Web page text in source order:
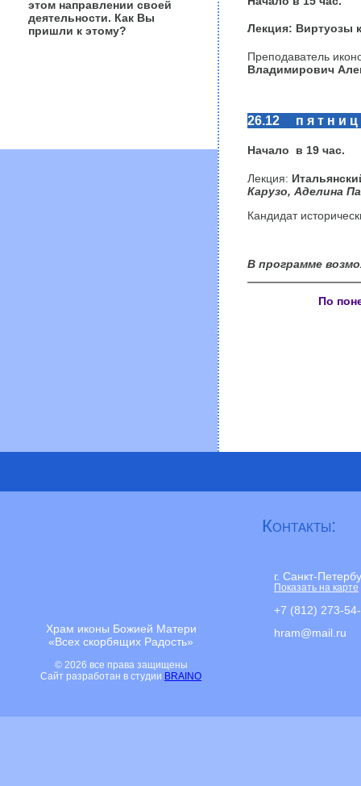
Лекция: Виртуозы
Преподаватель
Владимирович
26.12 п я т н и ц
Начало в 19час.
Лекция:
Карузо, Аделина
Кандидат
В программе
По
этом направлении своей
деятельности. Как Вы
пришли к этому?
Храм иконы Божией Матери
«Всех скорбящих Радость»
© 2026 все права защищены
Сайт разработан в студии BRAINO
Контакты:
г. Санкт-
Показать на карте
+7 (812) 273-
hram@mail.ru